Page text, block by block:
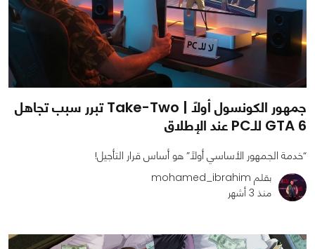
2449
0
0
جمهور الكونسول أولًا | Take-Two تبرر سبب تجاهل
GTA 6 للـPC عند الإطلاق
“خدمة الجمهور الأساسي أولًا” هو أساس قرار التأجيل!
بقلم mohamed_ibrahim
منذ 3 أشهر